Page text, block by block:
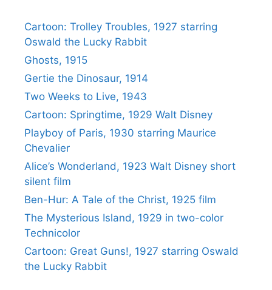
Cartoon: Trolley Troubles, 1927 starring
Oswald the Lucky Rabbit
Ghosts, 1915
Gertie the Dinosaur, 1914
Two Weeks to Live, 1943
Cartoon: Springtime, 1929 Walt Disney
Playboy of Paris, 1930 starring Maurice
Chevalier
Alice’s Wonderland, 1923 Walt Disney short
silent film
Ben-Hur: A Tale of the Christ, 1925 film
The Mysterious Island, 1929 in two-color
Technicolor
Cartoon: Great Guns!, 1927 starring Oswald
the Lucky Rabbit